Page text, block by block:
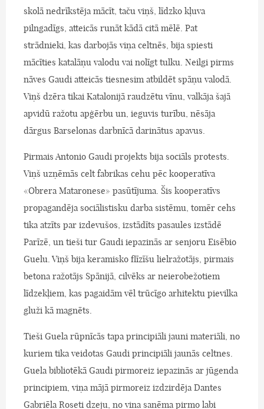
skolā nedrīkstēja mācīt, taču viņš, līdzko kļuva
pilngadīgs, atteicās runāt kādā citā mēlē. Pat
strādnieki, kas darbojās viņa celtnēs, bija spiesti
mācīties katalāņu valodu vai nolīgt tulku. Neilgi pirms
nāves Gaudi atteicās tiesnesim atbildēt spāņu valodā.
Viņš dzēra tikai Katalonijā raudzētu vīnu, valkāja šajā
apvidū ražotu apģērbu un, ieguvis turību, nēsāja
dārgus Barselonas darbnīcā darinātus apavus.
Pirmais Antonio Gaudi projekts bija sociāls protests.
Viņš uzņēmās celt fabrikas cehu pēc kooperatīva
«Obrera Mataronese» pasūtījuma. Šis kooperatīvs
propagandēja sociālistisku darba sistēmu, tomēr cehs
tika atzīts par izdevušos, izstādīts pasaules izstādē
Parīzē, un tieši tur Gaudi iepazinās ar senjoru Eisēbio
Guelu. Viņš bija keramisko flīzīšu lielražotājs, pirmais
betona ražotājs Spānijā, cilvēks ar neierobežotiem
līdzekļiem, kas pagaidām vēl trūcīgo arhitektu pievilka
gluži kā magnēts.
Tieši Guela rūpnīcās tapa principiāli jauni materiāli, no
kuriem tika veidotas Gaudi principiāli jaunās celtnes.
Guela bibliotēkā Gaudi pirmoreiz iepazinās ar jūgenda
principiem, viņa mājā pirmoreiz izdzirdēja Dantes
Gabriēla Roseti dzeju, no viņa saņēma pirmo labi